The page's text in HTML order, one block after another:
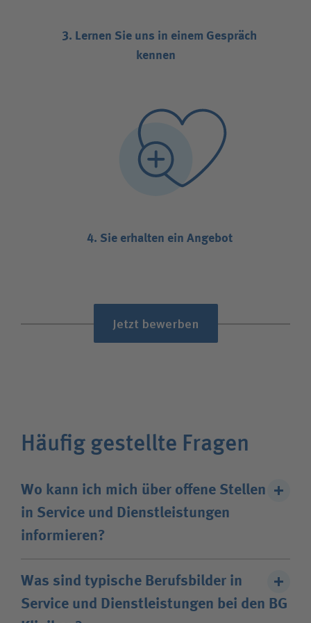
3. Lernen Sie uns in einem Gespräch
kennen
4. Sie erhalten ein Angebot
Jetzt bewerben
Häufig gestellte Fragen
Wo kann ich mich über offene Stellen
in Service und Dienstleistungen
informieren?
Sie finden alle offenen Stellen bei den BG Kliniken
. Die Stellenangebote können Sie nach
und Fachgebiet filtern. Wir freuen uns
Was sind typische Berufsbilder in
Service und Dienstleistungen bei den BG